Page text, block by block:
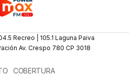
Recreo | 105.1 Laguna Paiva
Av. Crespo 780 CP 3018
COBERTURA